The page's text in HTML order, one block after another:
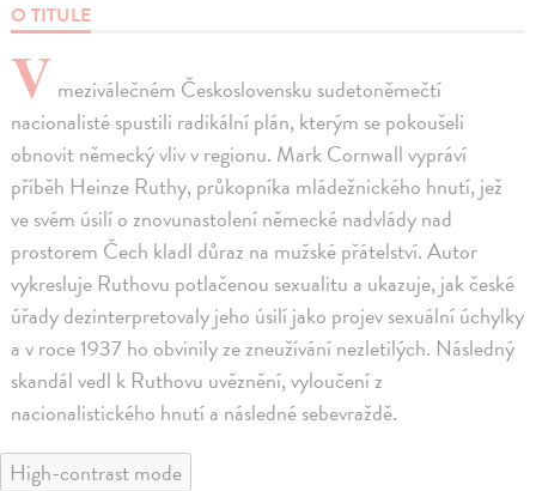
O TITULE
V meziválečném Československu sudetoněmečtí
nacionalisté spustili radikální plán, kterým se pokoušeli
obnovit německý vliv v regionu. Mark Cornwall vypráví
příběh Heinze Ruthy, průkopníka mládežnického hnutí, jež
ve svém úsilí o znovunastolení německé nadvlády nad
prostorem Čech kladl důraz na mužské přátelství. Autor
vykresluje Ruthovu potlačenou sexualitu a ukazuje, jak české
úřady dezinterpretovaly jeho úsilí jako projev sexuální úchylky
a v roce 1937 ho obvinily ze zneužívání nezletilých. Následný
skandál vedl k Ruthovu uvěznění, vyloučení z
nacionalistického hnutí a následné sebevraždě.
High-contrast mode